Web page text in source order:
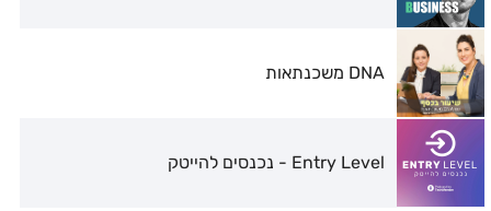
DNA משכנתאות
Entry Level - נכנסים להייטק